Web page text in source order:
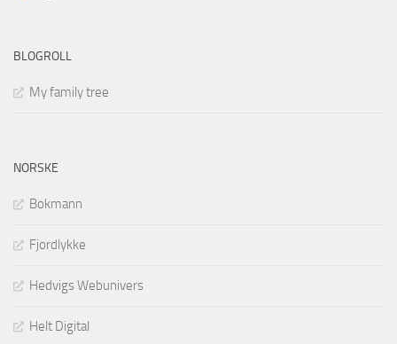
BLOGROLL
My family tree
NORSKE
Bokmann
Fjordlykke
Hedvigs Webunivers
Helt Digital